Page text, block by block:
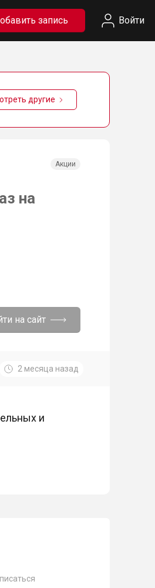
запись Войти
другие
Акции
на
на сайт
2 месяца назад
и